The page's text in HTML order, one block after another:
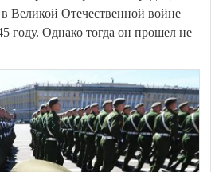
Великой Отечественной войне
году. Однако тогда он прошел не